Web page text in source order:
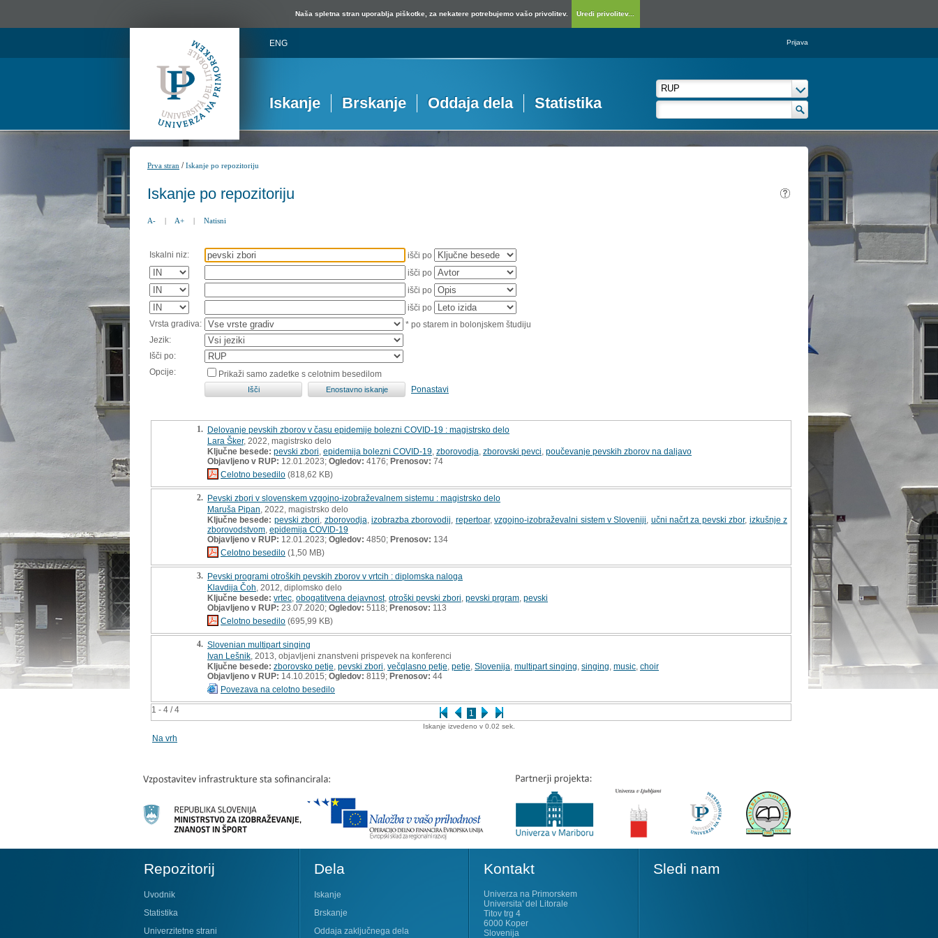
Naša spletna stran uporablja piškotke, za nekatere potrebujemo vašo privolitev. Uredi privolitev...
ENG Prijava
Iskanje Brskanje Oddaja dela Statistika
Prva stran /Iskanje po repozitoriju
Iskanje po repozitoriju
A- | A+ | Natisni
Iskalni niz:
išči po
išči po
išči po
išči po
Vrsta gradiva:
* po starem in bolonjskem študiju
Jezik:
Išči po:
Opcije:
Prikaži samo zadetke s celotnim besedilom
Ponastavi
1 - 4 / 4 1
1. Delovanje pevskih zborov v času epidemije bolezni COVID-19 : magistrsko delo
Lara Šker, 2022, magistrsko delo
Ključne besede: pevski zbori epidemija bolezni COVID-19 zborovodja zborovski pevci poučevanje pevskih zborov na daljavo
Objavljeno v RUP: 12.01.2023; Ogledov: 4176; Prenosov: 74
Celotno besedilo (818,62 KB)
2. Pevski zbori v slovenskem vzgojno-izobraževalnem sistemu : magistrsko delo
Maruša Pipan , 2022, magistrsko delo
Ključne besede: pevski zbori zborovodja izobrazba zborovodij repertoar,vzgojno-izobraževalni sistem v Sloveniji učni načrt za pevski zbor, izkušnje z
zborovodstvom epidemija COVID-19
Objavljeno v RUP: 12.01.2023; Ogledov: 4850; Prenosov: 134
Celotno besedilo (1,50 MB)
3. Pevski programi otroških pevskih zborov v vrtcih : diplomska naloga
Klavdija Čoh , 2012, diplomsko delo
Ključne besede: vrtec obogatitvena dejavnost, otroški pevski zbori pevski prgram pevski
Objavljeno v RUP: 23.07.2020; Ogledov: 5118; Prenosov: 113
Celotno besedilo (695,99 KB)
4. Slovenian multipart singing
Ivan Lešnik , 2013, objavljeni znanstveni prispevek na konferenci
Ključne besede: zborovsko petje pevski zbori večglasno petje petje Slovenija multipart singing singing music choir
Objavljeno v RUP: 14.10.2015; Ogledov: 8119; Prenosov: 44
Povezava na celotno besedilo
Iskanje izvedeno v 0.02 sek.
Na vrh
Repozitorij
Uvodnik
Statistika
Univerzitetne strani
Dela
Iskanje
Brskanje
Oddaja zaključnega dela
Kontakt
Univerza na Primorskem
Universita' del Litorale
Titov trg 4
6000 Koper
Slovenija
Sledi nam